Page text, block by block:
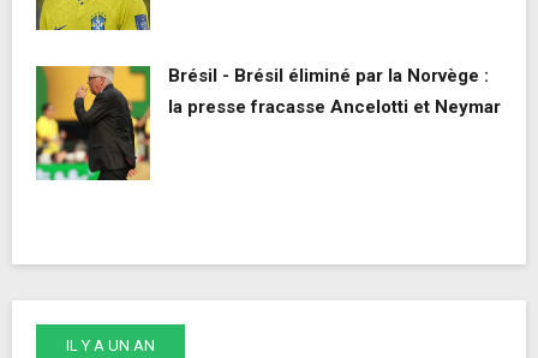
Brésil - Brésil éliminé par la Norvège :
la presse fracasse Ancelotti et Neymar
IL Y A UN AN